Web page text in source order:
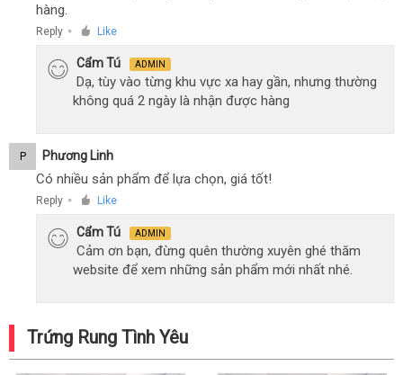
hàng.
Reply ● Like
Cẩm Tú ADMIN
Dạ, tùy vào từng khu vực xa hay gần, nhưng thường
không quá 2 ngày là nhận được hàng
P Phương Linh
Có nhiều sản phẩm để lựa chọn, giá tốt!
Reply ● Like
Cẩm Tú ADMIN
Cảm ơn bạn, đừng quên thường xuyên ghé thăm
website để xem những sản phẩm mới nhất nhé.
Trứng Rung Tình Yêu